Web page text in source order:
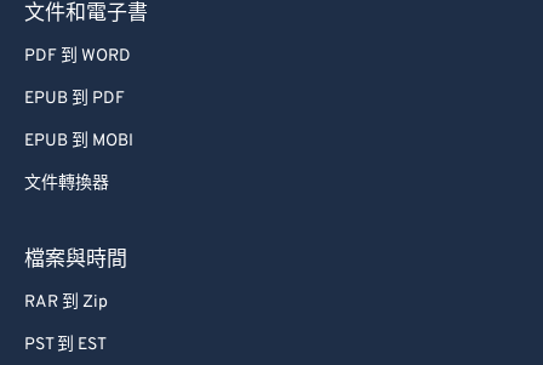
文件和電子書
PDF 到 WORD
EPUB 到 PDF
EPUB 到 MOBI
文件轉換器
檔案與時間
RAR 到 Zip
PST 到 EST